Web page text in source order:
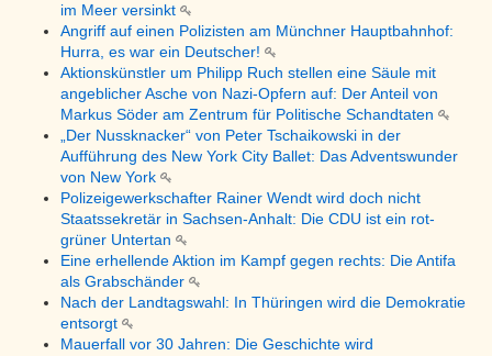
im Meer versinkt
Angriff auf einen Polizisten am Münchner Hauptbahnhof:
Hurra, es war ein Deutscher!
Aktionskünstler um Philipp Ruch stellen eine Säule mit
angeblicher Asche von Nazi-Opfern auf: Der Anteil von
Markus Söder am Zentrum für Politische Schandtaten
„Der Nussknacker“ von Peter Tschaikowski in der
Aufführung des New York City Ballet: Das Adventswunder
von New York
Polizeigewerkschafter Rainer Wendt wird doch nicht
Staatssekretär in Sachsen-Anhalt: Die CDU ist ein rot-
grüner Untertan
Eine erhellende Aktion im Kampf gegen rechts: Die Antifa
als Grabschänder
Nach der Landtagswahl: In Thüringen wird die Demokratie
entsorgt
Mauerfall vor 30 Jahren: Die Geschichte wird